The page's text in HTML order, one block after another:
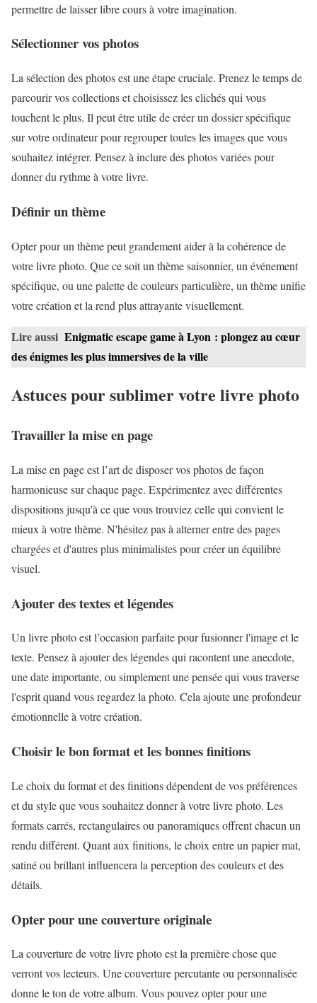
permettre de laisser libre cours à votre imagination.
Sélectionner vos photos
La sélection des photos est une étape cruciale. Prenez le temps de
parcourir vos collections et choisissez les clichés qui vous
touchent le plus. Il peut être utile de créer un dossier spécifique
sur votre ordinateur pour regrouper toutes les images que vous
souhaitez intégrer. Pensez à inclure des photos variées pour
donner du rythme à votre livre.
Définir un thème
Opter pour un thème peut grandement aider à la cohérence de
votre livre photo. Que ce soit un thème saisonnier, un événement
spécifique, ou une palette de couleurs particulière, un thème unifie
votre création et la rend plus attrayante visuellement.
Lire aussi Enigmatic escape game à Lyon : plongez au cœur
des énigmes les plus immersives de la ville
Astuces pour sublimer votre livre photo
Travailler la mise en page
La mise en page est l’art de disposer vos photos de façon
harmonieuse sur chaque page. Expérimentez avec différentes
dispositions jusqu'à ce que vous trouviez celle qui convient le
mieux à votre thème. N'hésitez pas à alterner entre des pages
chargées et d'autres plus minimalistes pour créer un équilibre
visuel.
Ajouter des textes et légendes
Un livre photo est l’occasion parfaite pour fusionner l'image et le
texte. Pensez à ajouter des légendes qui racontent une anecdote,
une date importante, ou simplement une pensée qui vous traverse
l'esprit quand vous regardez la photo. Cela ajoute une profondeur
émotionnelle à votre création.
Choisir le bon format et les bonnes finitions
Le choix du format et des finitions dépendent de vos préférences
et du style que vous souhaitez donner à votre livre photo. Les
formats carrés, rectangulaires ou panoramiques offrent chacun un
rendu différent. Quant aux finitions, le choix entre un papier mat,
satiné ou brillant influencera la perception des couleurs et des
détails.
Opter pour une couverture originale
La couverture de votre livre photo est la première chose que
verront vos lecteurs. Une couverture percutante ou personnalisée
donne le ton de votre album. Vous pouvez opter pour une